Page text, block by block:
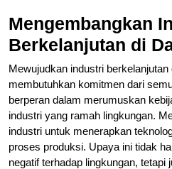
Mengembangkan
Berkelanjutan di
Mewujudkan industri
membutuhkan komitmen dari
berperan dalam merumuskan
industri yang ramah lingkungan.
industri untuk menerapkan
proses produksi. Upaya ini tidak
negatif terhadap lingkungan, tetapi